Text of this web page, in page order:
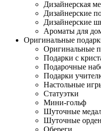
Дизайнерская
Дизайнерские
Дизайнерские
Ароматы для
Оригинальные
Оригинальные
Подарки с
Подарочные
Подарки
Настольные
Статуэтки
Мини-гольф
Шуточные
Шуточные
Обереги